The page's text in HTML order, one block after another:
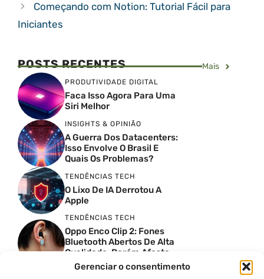
Gerenciar o consentimento
Começando com Notion: Tutorial Fácil para
Iniciantes
POSTS RECENTES Mais
PRODUTIVIDADE DIGITAL
Faca Isso Agora Para Uma
Siri Melhor
INSIGHTS & OPINIÃO
A Guerra Dos Datacenters:
Isso Envolve O Brasil E
Quais Os Problemas?
TENDÊNCIAS TECH
O Lixo De IA Derrotou A
Apple
TENDÊNCIAS TECH
Oppo Enco Clip 2: Fones
Bluetooth Abertos De Alta
Qualidade, Porém Afasta
Novatos